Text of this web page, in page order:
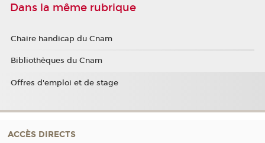
Dans la même rubrique
Chaire handicap du Cnam
Bibliothèques du Cnam
Offres d'emploi et de stage
ACCÈS DIRECTS